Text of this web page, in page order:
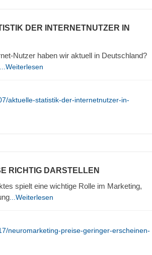
DER INTERNETNUTZER IN
Nutzer haben wir aktuell in Deutschland?
...Weiterlesen
aktuelle-statistik-der-internetnutzer-in-
RICHTIG DARSTELLEN
spielt eine wichtige Rolle im Marketing,
...Weiterlesen
neuromarketing-preise-geringer-erscheinen-